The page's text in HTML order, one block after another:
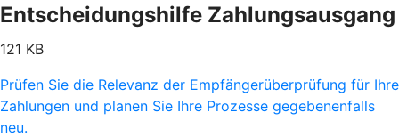
Entscheidungshilfe Zahlungsausgang
121 KB
Prüfen Sie die Relevanz der Empfängerüberprüfung für Ihre
Zahlungen und planen Sie Ihre Prozesse gegebenenfalls
neu.